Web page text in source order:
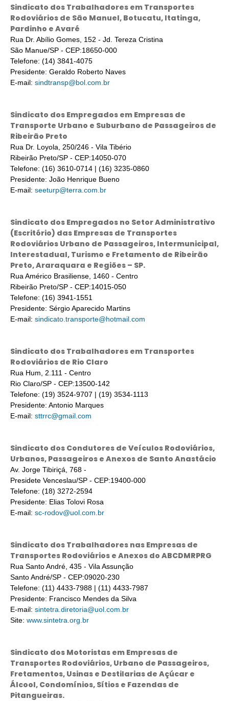
Sindicato dos Trabalhadores em Transportes
Rodoviários de São Manuel, Botucatu, Itatinga,
Pardinho e Avaré
Rua Dr. Abílio Gomes, 152 - Jd. Tereza Cristina
São Manue/SP - CEP:18650-000
Telefone: (14) 3841-4075
Presidente: Geraldo Roberto Naves
E-mail: sindtransp@bol.com.br
Sindicato dos Empregados em Empresas de
Transporte Urbano e Suburbano de Passageiros de
Ribeirão Preto
Rua Dr. Loyola, 250/246 - Vila Tibério
Ribeirão Preto/SP - CEP:14050-070
Telefone: (16) 3610-0714 | (16) 3235-0860
Presidente: João Henrique Bueno
E-mail: seeturp@terra.com.br
Sindicato dos Empregados no Setor Administrativo
(Escritório) das Empresas de Transportes
Rodoviários Urbano de Passageiros, Intermunicipal,
Interestadual, Turismo e Fretamento de Ribeirão
Preto, Araraquara e Regiões – SP.
Rua Américo Brasiliense, 1460 - Centro
Ribeirão Preto/SP - CEP:14015-050
Telefone: (16) 3941-1551
Presidente: Sérgio Aparecido Martins
E-mail: sindicato.transporte@hotmail.com
Sindicato dos Trabalhadores em Transportes
Rodoviários de Rio Claro
Rua Hum, 2.111 - Centro
Rio Claro/SP - CEP:13500-142
Telefone: (19) 3524-9707 | (19) 3534-1113
Presidente: Antonio Marques
E-mail: sttrrc@gmail.com
Sindicato dos Condutores de Veículos Rodoviários,
Urbanos, Passageiros e Anexos de Santo Anastácio
Av. Jorge Tibiriçá, 768 -
Presidete Venceslau/SP - CEP:19400-000
Telefone: (18) 3272-2594
Presidente: Elias Tolovi Rosa
E-mail: sc-rodov@uol.com.br
Sindicato dos Trabalhadores nas Empresas de
Transportes Rodoviários e Anexos do ABCDMRPRG
Rua Santo André, 435 - Vila Assunção
Santo André/SP - CEP:09020-230
Telefone: (11) 4433-7988 | (11) 4433-7987
Presidente: Francisco Mendes da Silva
E-mail: sintetra.diretoria@uol.com.br
Site: www.sintetra.org.br
Sindicato dos Motoristas em Empresas de
Transportes Rodoviários, Urbano de Passageiros,
Fretamentos, Usinas e Destilarias de Açúcar e
Álcool, Condomínios, Sítios e Fazendas de
Pitangueiras.